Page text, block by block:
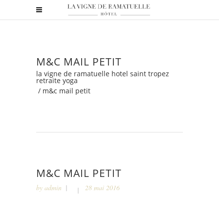
M&C MAIL PETIT
la vigne de ramatuelle hotel saint tropez
retraite yoga
/ m&c mail petit
M&C MAIL PETIT
by admin 28 mai 2016